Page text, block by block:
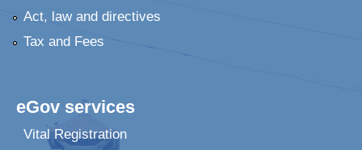
Act, law and directives
Tax and Fees
eGov services
Vital Registration